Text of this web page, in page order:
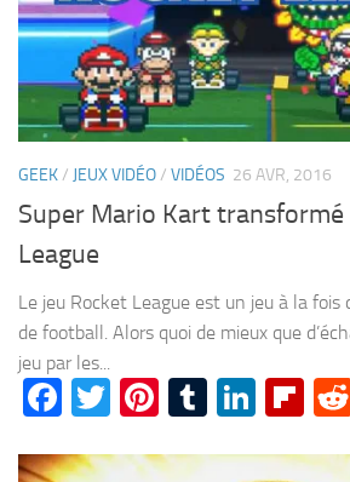
GEEK/ JEUX VIDÉO/ VIDÉOS 26 AVR, 2016
Super Mario Kart transformé
League
Le jeu Rocket League est un jeu à la fois
de football. Alors quoi de mieux que
jeu par les...
Facebook
TwitterPinterest
Tumblr